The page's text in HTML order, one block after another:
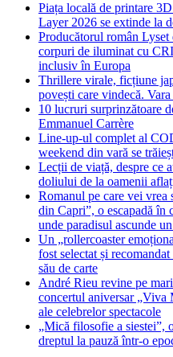
Piața locală de printare
Layer 2026 se extinde la
Producătorul român
corpuri de iluminat cu
inclusiv în Europa
Thrillere virale, ficțiune
povești care vindecă.
10 lucruri surprinzătoare
Emmanuel Carrère
Line-up-ul complet al
weekend din vară se
Lecții de viață, despre ce
doliului de la oamenii
Romanul pe care vei vrea
din Capri”, o escapadă în
unde paradisul ascunde
Un „rollercoaster
fost selectat și
său de carte
André Rieu revine pe
concertul aniversar „Viva
ale celebrelor spectacole
„Mică filosofie a siestei”,
dreptul la pauză într-o